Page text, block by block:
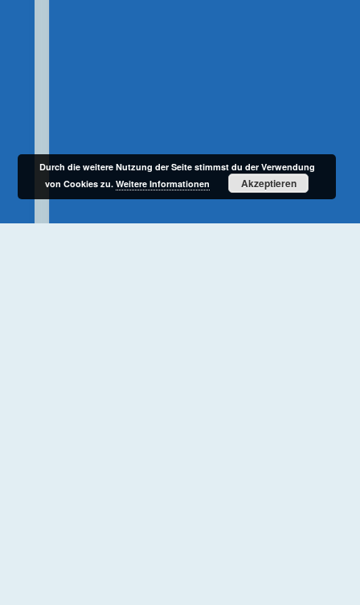
Durch die weitere Nutzung der Seite stimmst du der Verwendung
von Cookies zu.Weitere Informationen Akzeptieren